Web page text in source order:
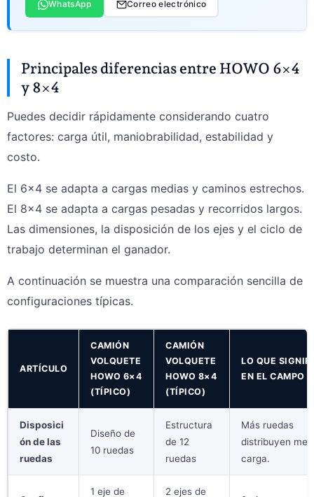
WhatsApp
Correo electrónico
Principales diferencias entre HOWO 6×4
y 8×4
Puedes decidir rápidamente considerando cuatro
factores: carga útil, maniobrabilidad, estabilidad y
costo.
El 6×4 se adapta a cargas medias y caminos estrechos.
El 8×4 se adapta a cargas pesadas y recorridos largos.
Las dimensiones, la disposición de los ejes y el ciclo de
trabajo determinan el ganador.
A continuación se muestra una comparación sencilla de
configuraciones típicas.
ARTÍCULO
CAMIÓN
VOLQUETE
HOWO 6×4
(TÍPICO)
CAMIÓN
VOLQUETE
HOWO 8×4
(TÍPICO)
LO QUE
EN EL CAMPO
Disposici
ón de las
ruedas
Diseño de
10 ruedas
Estructura
de 12
ruedas
Más ruedas
distribuyen
carga.
1 eje de 2 ejes de